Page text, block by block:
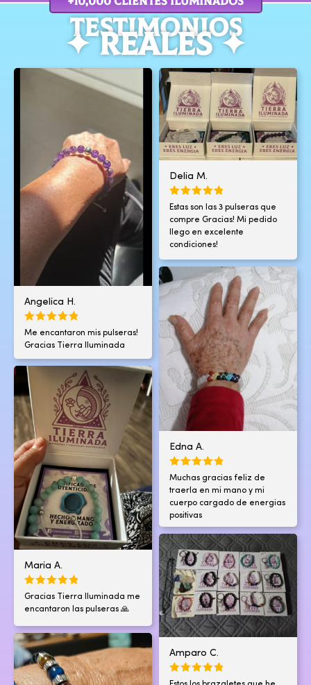
TESTIMOnIOS
✦ REALES ✦
Angelica H.
Me encantaron mis pulseras!
Gracias Tierra Iluminada
Delia M.
Estas son las 3 pulseras que
compre Gracias! Mi pedido
llego en excelente
condiciones!
Edna A.
Muchas gracias feliz de
traerla en mi mano y mi
cuerpo cargado de energias
positivas
Maria A.
Gracias Tierra Iluminada me
encantaron las pulseras 🙏
Amparo C.